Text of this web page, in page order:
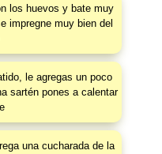
los huevos y bate muy
impregne muy bien del
le agregas un poco
sartén pones a calentar
una cucharada de la